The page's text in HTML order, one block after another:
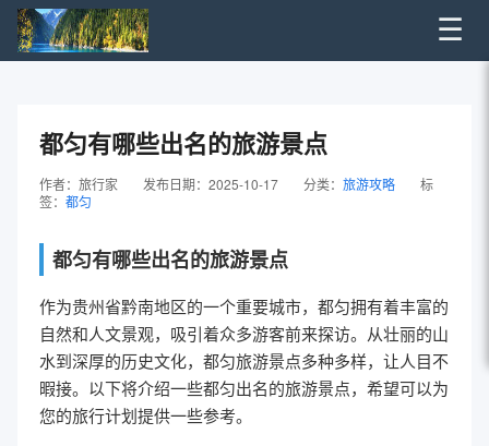
☰
都匀有哪些出名的旅游景点
作者：旅行家 发布日期：2025-10-17 分类： 旅游攻略
标
签： 都匀
都匀有哪些出名的旅游景点
作为贵州省黔南地区的一个重要城市，都匀拥有着丰富的
自然和人文景观，吸引着众多游客前来探访。从壮丽的山
水到深厚的历史文化，都匀旅游景点多种多样，让人目不
暇接。以下将介绍一些都匀出名的旅游景点，希望可以为
您的旅行计划提供一些参考。